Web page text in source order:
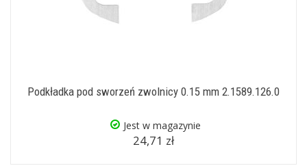
Podkładka pod sworzeń zwolnicy 0.15 mm 2.1589.126.0
Jest w magazynie
24,71 zł